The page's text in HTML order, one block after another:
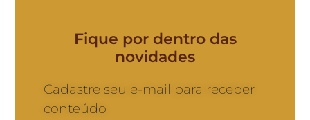
Fique por dentro das
novidades
Cadastre seu e-mail para receber
conteúdo